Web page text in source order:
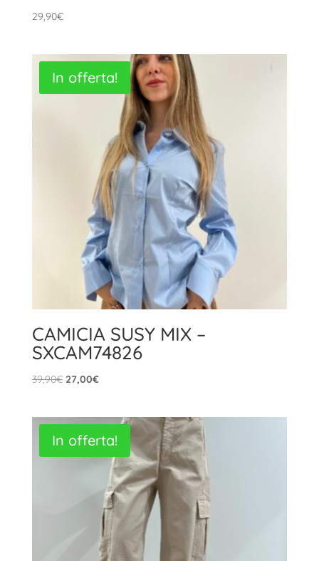
29,90€
In offerta!
CAMICIA SUSY MIX –
SXCAM74826
39,90€ Il
era:
39,90€.
27,00€Il
è:
27,00€.
In offerta!